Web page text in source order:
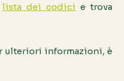
lista dei codici e trova
ulteriori informazioni, è